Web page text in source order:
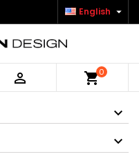
English 
 shopping_cart0